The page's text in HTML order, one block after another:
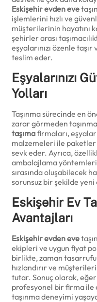
Eskişehir evden eve
işlemlerini hızlı ve
müşterilerinin hayatını
şehirler arası
eşyalarınızı özenle
teslim eder.
Eşyalarınızı
Yolları
Taşınma sürecinde en
zarar görmeden
taşımafirmaları,
malzemeleri ile paketler
sevk eder. Ayrıca,
ambalajlama yöntemleri
sırasında oluşabilecek
sorunsuz bir şekilde yeni
Eskişehir Ev
Avantajları
Eskişehir evden eve
ekipleri ve uygun fiyat
birlikte, zaman
hızlandırır ve
tutar. Sonuç olarak, eğer
profesyonel bir firma ile
taşınma deneyimi